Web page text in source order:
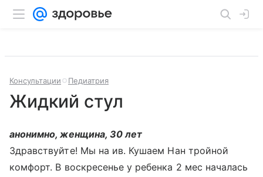
Консультации Педиатрия
Жидкий стул
анонимно, женщина, 30 лет
Здравствуйте! Мы на ив. Кушаем Нан тройной
комфорт. В воскресенье у ребенка 2 мес началась